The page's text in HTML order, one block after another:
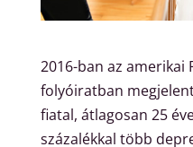
2016-ban az amerikai
folyóiratban
fiatal, átlagosan 25
százalékkal több